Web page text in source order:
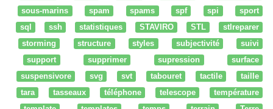
sous-marins
spam spams spf spi
sport
sql
ssh statistiques STAVIRO STL
stlreparer
storming
structure styles subjectivité
suivi
support
supprimer supression
surface
suspensivore
svg svt tabouret tactile
taille
tara
tasseaux téléphone telescope
température